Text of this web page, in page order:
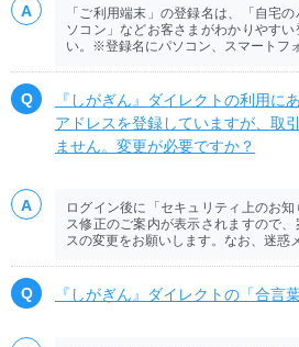
「ご利用端末」の登録名は、「自宅
ソコン」などお客さまがわかりやす
い。※登録名にパソコン、スマートフ
『しがぎん』ダイレクトの利用に
アドレスを登録していますが、取
ません。変更が必要ですか？
ログイン後に「セキュリティ上のお
ス修正のご案内が表示されますので
スの変更をお願いします。なお、迷惑
『しがぎん』ダイレクトの「合言